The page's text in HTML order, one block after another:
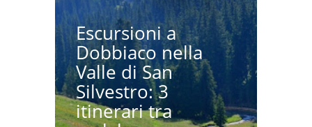
Escursioni a
Dobbiaco nella
Valle di San
Silvestro: 3
itinerari tra